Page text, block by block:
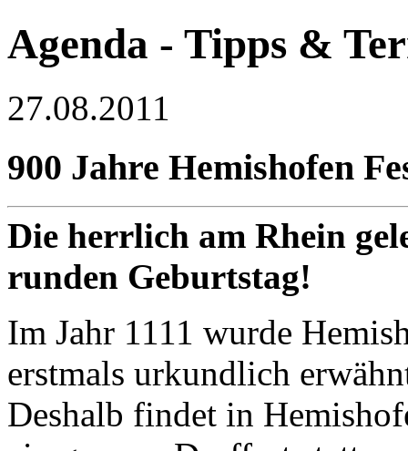
Agenda - Tipps &
27.08.2011
900 Jahre Hemishofen
Die herrlich am Rhein
runden Geburtstag!
Im Jahr 1111 wurde
erstmals urkundlich
Deshalb findet in